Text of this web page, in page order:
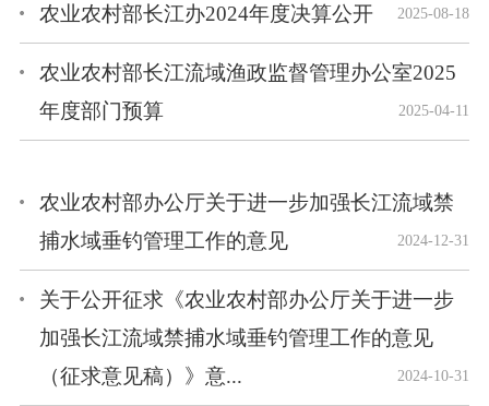
农业农村部长江办2024年度决算公开 2025-08-18
农业农村部长江流域渔政监督管理办公室2025
年度部门预算
2025-04-11
农业农村部办公厅关于进一步加强长江流域禁
捕水域垂钓管理工作的意见
2024-12-31
关于公开征求《农业农村部办公厅关于进一步
加强长江流域禁捕水域垂钓管理工作的意见
（征求意见稿）》意...
2024-10-31